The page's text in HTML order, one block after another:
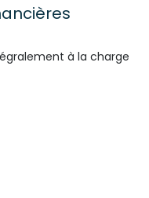
(mixte)
à la charge